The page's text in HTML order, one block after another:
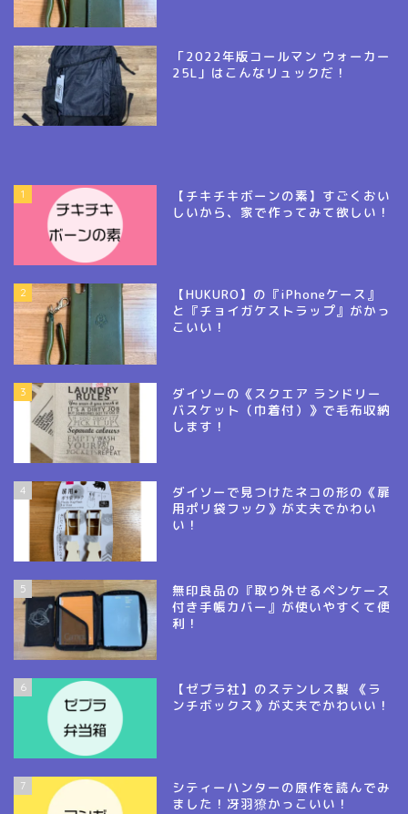
「2022年版コールマン ウォーカー
25L」はこんなリュックだ！
1
【チキチキボーンの素】すごくおい
しいから、家で作ってみて欲しい！
2
【HUKURO】の『iPhoneケース』
と『チョイガケストラップ』がかっ
こいい！
3
ダイソーの《スクエア ランドリー
バスケット（巾着付）》で毛布収納
します！
4
ダイソーで見つけたネコの形の《扉
用ポリ袋フック》が丈夫でかわい
い！
5
無印良品の『取り外せるペンケース
付き手帳カバー』が使いやすくて便
利！
6
【ゼブラ社】のステンレス製 《ラ
ンチボックス》が丈夫でかわいい！
7
シティーハンターの原作を読んでみ
ました！冴羽獠かっこいい！